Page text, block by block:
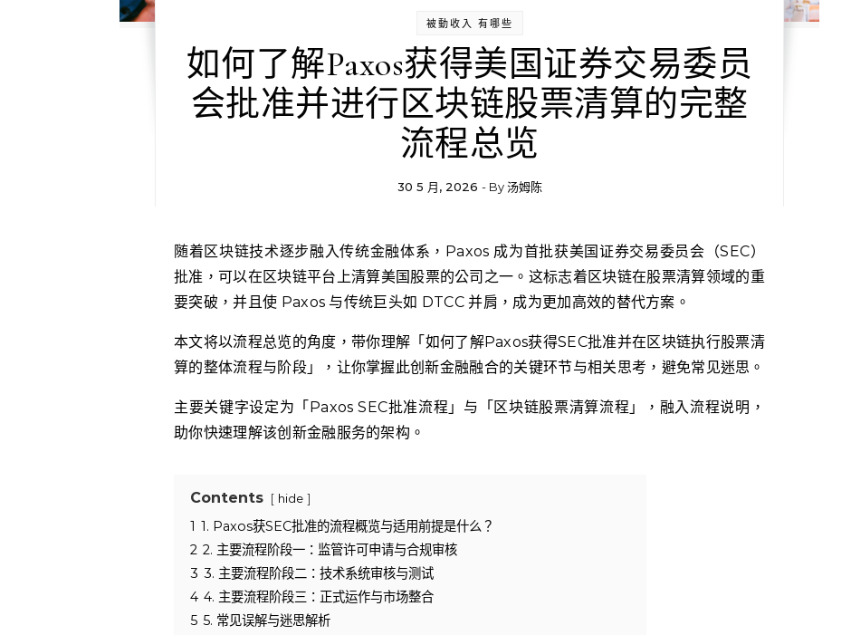
被動收入 有哪些
如何了解Paxos获得美国证券交易委员
会批准并进行区块链股票清算的完整
流程总览
30 5 月, 2026 - By汤姆陈
随着区块链技术逐步融入传统金融体系，Paxos 成为首批获美国证券交易委员会（SEC）
批准，可以在区块链平台上清算美国股票的公司之一。这标志着区块链在股票清算领域的重
要突破，并且使 Paxos 与传统巨头如 DTCC 并肩，成为更加高效的替代方案。
本文将以流程总览的角度，带你理解「如何了解Paxos获得SEC批准并在区块链执行股票清
算的整体流程与阶段」，让你掌握此创新金融融合的关键环节与相关思考，避免常见迷思。
主要关键字设定为「Paxos SEC批准流程」与「区块链股票清算流程」，融入流程说明，
助你快速理解该创新金融服务的架构。
Contents hide
1 1. Paxos获SEC批准的流程概览与适用前提是什么？
2 2. 主要流程阶段一：监管许可申请与合规审核
3 3. 主要流程阶段二：技术系统审核与测试
4 4. 主要流程阶段三：正式运作与市场整合
5 5. 常见误解与迷思解析